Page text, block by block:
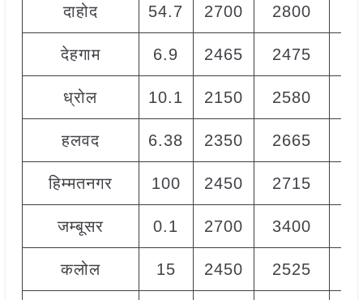
दाहोद 54.7 2700 2800
देहगाम 6.9 2465 2475
ध्रोल 10.1 2150 2580
हलवद 6.38 2350 2665
हिम्मतनगर 100 2450 2715
जम्बूसर 0.1 2700 3400
कलोल 15 2450 2525